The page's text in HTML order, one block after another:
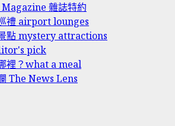
雜誌特約
禮 airport lounges
點 mystery attractions
pick
裡？what a meal
The News Lens